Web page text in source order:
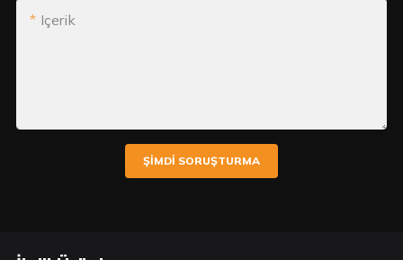
Içerik
ŞIMDI SORUŞTURMA